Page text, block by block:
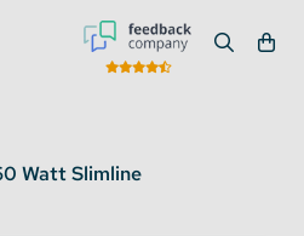
Watt Slimline